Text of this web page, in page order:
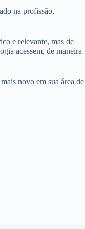
na profissão,
e relevante, mas de
acessem, de maneira
novo em sua área de